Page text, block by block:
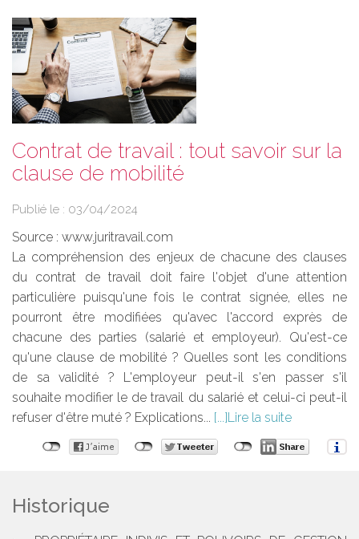
Contrat de travail : tout savoir sur la
clause de mobilité
Publié le : 03/04/2024
Source : www.juritravail.com
La compréhension des enjeux de chacune des clauses
du contrat de travail doit faire l'objet d'une attention
particulière puisqu'une fois le contrat signée, elles ne
pourront être modifiées qu'avec l'accord exprès de
chacune des parties (salarié et employeur). Qu'est-ce
qu'une clause de mobilité ? Quelles sont les conditions
de sa validité ? L'employeur peut-il s'en passer s'il
souhaite modifier le de travail du salarié et celui-ci peut-il
refuser d'être muté ? Explications...
Lire la suite
Historique